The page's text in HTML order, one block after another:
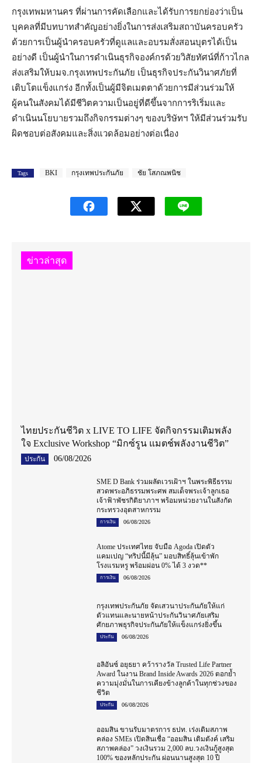
กรุงเทพมหานคร ที่ผ่านการคัดเลือกและได้รับการยกย่องว่าเป็น
บุคคลที่มีบทบาทสำคัญอย่างยิ่งในการส่งเสริมสถาบันครอบครัว
ด้วยการเป็นผู้นำครอบครัวที่ดูแลและอบรมสั่งสอนบุตรได้เป็น
อย่างดี เป็นผู้นำในการดำเนินธุรกิจองค์กรด้วยวิสัยทัศน์ที่ก้าวไกล
ส่งเสริมให้บมจ.กรุงเทพประกันภัย เป็นธุรกิจประกันวินาศภัยที่
เติบโตแข็งแกร่ง อีกทั้งเป็นผู้มีจิตเมตตาด้วยการมีส่วนร่วมให้
ผู้คนในสังคมได้มีชีวิตความเป็นอยู่ที่ดีขึ้นจากการริเริ่มและ
ดำเนินนโยบายรวมถึงกิจกรรมต่างๆ ของบริษัทฯ ให้มีส่วนร่วมรับ
ผิดชอบต่อสังคมและสิ่งแวดล้อมอย่างต่อเนื่อง
Tags BKI กรุงเทพประกันภัย ชัย โสภณพนิช
ข่าวล่าสุด
ไทยประกันชีวิต x LIVE TO LIFE จัดกิจกรรมเติมพลัง
ใจ Exclusive Workshop “มิกซ์รูน แมตช์พลังงานชีวิต”
ประกัน 06/08/2026
SME D Bank ร่วมผลัดเวรเฝ้าฯ ในพระพิธีธรรม
สวดพระอภิธรรมพระศพ สมเด็จพระเจ้าลูกเธอ
เจ้าฟ้าพัชรกิติยาภาฯ พร้อมหน่วยงานในสังกัด
กระทรวงอุตสาหกรรม
การเงิน 06/08/2026
Atome ประเทศไทย จับมือ Agoda เปิดตัว
แคมเปญ “ทริปนี้มีลุ้น” มอบสิทธิ์ลุ้นเข้าพัก
โรงแรมหรู พร้อมผ่อน 0% ได้ 3 งวด**
การเงิน 06/08/2026
กรุงเทพประกันภัย จัดเสวนาประกันภัยให้แก่
ตัวแทนและนายหน้าประกันวินาศภัยเสริม
ศักยภาพธุรกิจประกันภัยให้แข็งแกร่งยิ่งขึ้น
ประกัน 06/08/2026
อลิอันซ์ อยุธยา คว้ารางวัล Trusted Life Partner
Award ในงาน Brand Inside Awards 2026 ตอกย้ำ
ความมุ่งมั่นในการเคียงข้างลูกค้าในทุกช่วงของ
ชีวิต
ประกัน 06/08/2026
ออมสิน ขานรับมาตรการ ธปท. เร่งเติมสภาพ
คล่อง SMEs เปิดสินเชื่อ “ออมสิน เติมตังค์ เสริม
สภาพคล่อง” วงเงินรวม 2,000 ลบ.วงเงินกู้สูงสุด
100% ของหลักประกัน ผ่อนนานสูงสุด 10 ปี